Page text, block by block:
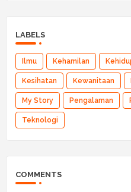
LABELS
Ilmu Kehamilan
Kesihatan Kewanitaan
My Story Pengalaman
Teknologi
COMMENTS